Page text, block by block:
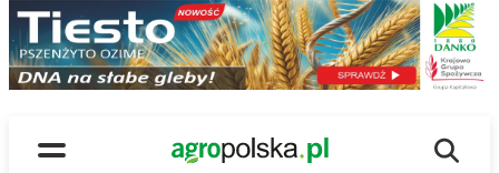
Menu
Main Logo